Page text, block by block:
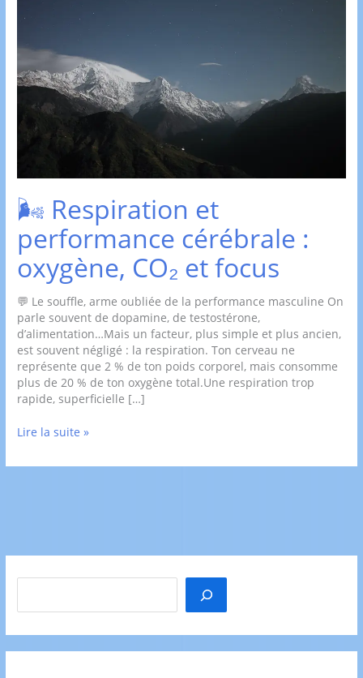
🌬️ Respiration et
performance cérébrale :
oxygène, CO₂ et focus
💬 Le souffle, arme oubliée de la performance masculine On
parle souvent de dopamine, de testostérone,
d’alimentation…Mais un facteur, plus simple et plus ancien,
est souvent négligé : la respiration. Ton cerveau ne
représente que 2 % de ton poids corporel, mais consomme
plus de 20 % de ton oxygène total.Une respiration trop
rapide, superficielle […]
🌬️
et
focus
Lire la suite »